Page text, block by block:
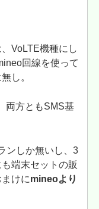
VoLTE機種にし
回線を使って
し。
両方ともSMS基
ンしか無いし、3
端末セットの販
けにmineoより